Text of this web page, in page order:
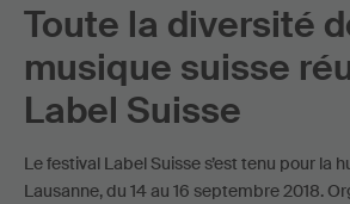
Toute la diversité
musique suisse
Label Suisse
Le festival Label Suisse s’est tenu pour la
Lausanne, du 14 au 16 septembre 2018.